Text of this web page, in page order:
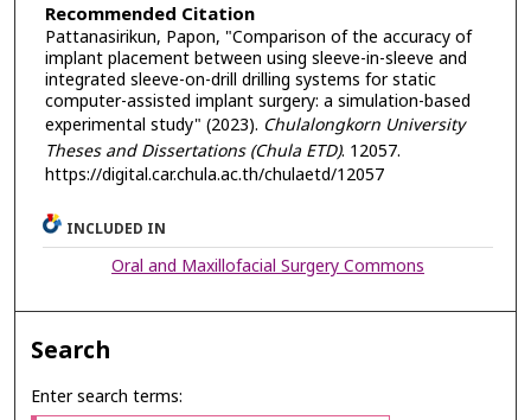
Recommended Citation
Pattanasirikun, Papon, "Comparison of the accuracy of
implant placement between using sleeve-in-sleeve and
integrated sleeve-on-drill drilling systems for static
computer-assisted implant surgery: a simulation-based
experimental study" (2023). Chulalongkorn University
Theses and Dissertations (Chula ETD). 12057.
https://digital.car.chula.ac.th/chulaetd/12057
INCLUDED IN
Oral and Maxillofacial Surgery Commons
Search
Enter search terms: